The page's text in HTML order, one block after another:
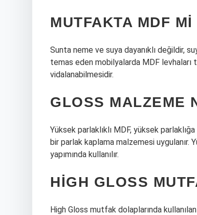
MUTFAKTA MDF
Sunta neme ve suya dayanıklı değildir,
temas eden mobilyalarda MDF levhaları
vidalanabilmesidir.
GLOSS MALZEME
Yüksek parlaklıklı MDF, yüksek
bir parlak kaplama malzemesi uygulanır.
yapımında kullanılır.
HIGH GLOSS
High Gloss mutfak dolaplarında